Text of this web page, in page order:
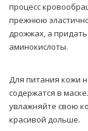
процесс
прежнюю
дрожжах, а
аминокислоты.
Для питания кожи
содержатся в
увлажняйте свою
красивой дольше.